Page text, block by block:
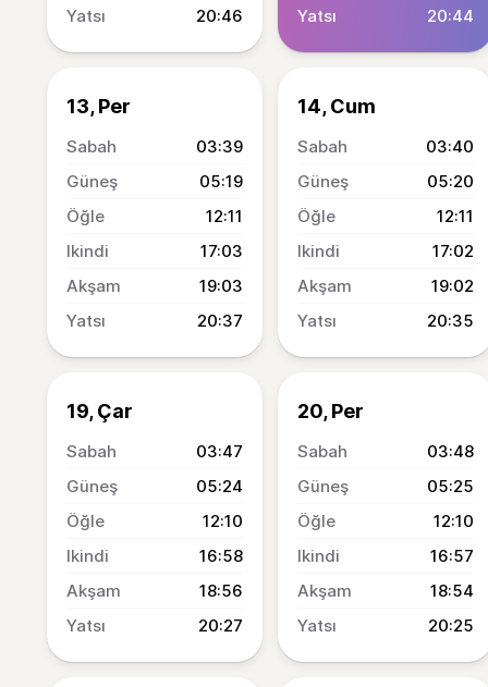
20:46
20:44
13, Per
03:39
05:19
12:11
17:03
19:03
20:37
14, Cum
03:40
05:20
12:11
17:02
19:02
20:35
19, Çar
03:47
05:24
12:10
16:58
18:56
20:27
20, Per
03:48
05:25
12:10
16:57
18:54
20:25